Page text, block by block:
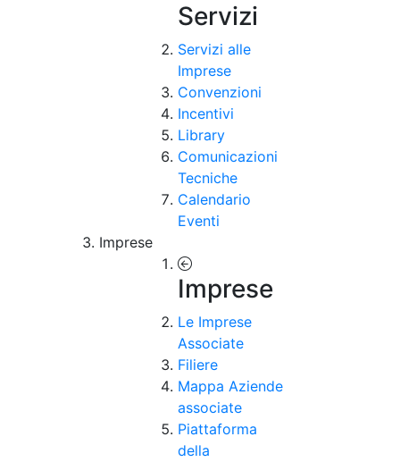
Servizi
Servizi alle
Imprese
Convenzioni
Incentivi
Library
Comunicazioni
Tecniche
Calendario
Eventi
Imprese
Imprese
Le Imprese
Associate
Filiere
Mappa Aziende
associate
Piattaforma
della